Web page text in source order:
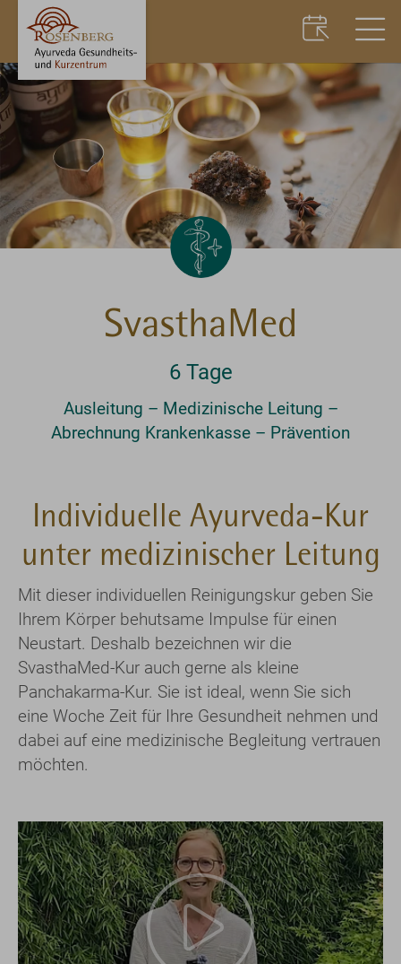
SvasthaMed
6 Tage
Ausleitung – Medizinische Leitung –
Abrechnung Krankenkasse – Prävention
Individuelle Ayurveda-Kur
unter medizinischer Leitung
Mit dieser individuellen Reinigungskur geben Sie
Ihrem Körper behutsame Impulse für einen
Neustart. Deshalb bezeichnen wir die
SvasthaMed-Kur auch gerne als kleine
Panchakarma-Kur. Sie ist ideal, wenn Sie sich
eine Woche Zeit für Ihre Gesundheit nehmen und
dabei auf eine medizinische Begleitung vertrauen
möchten.